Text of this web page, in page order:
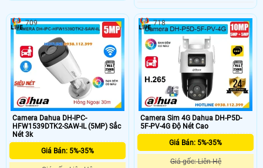
Camera Dahua DH-IPC-
HFW1539DTK2-SAW-IL (5MP) Sắc
Nét 3k
Giá Bán: 5%-35%
709
Camera Sim 4G Dahua DH-P5D-
5F-PV-4G Độ Nét Cao
Giá Bán: 5%-35%
Giá gốc: Liên Hệ
718